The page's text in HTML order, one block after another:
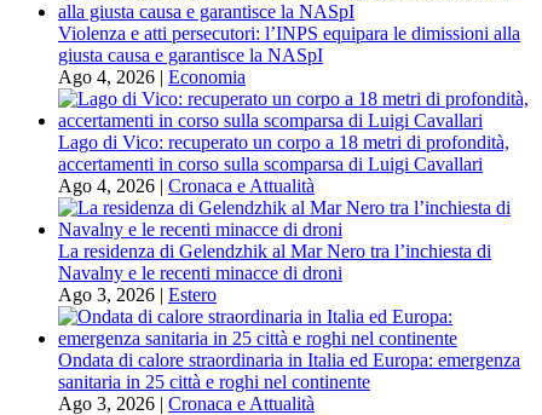
Violenza e atti persecutori: l’INPS equipara le dimissioni alla
giusta causa e garantisce la NASpI
Ago 4, 2026 | Economia
Lago di Vico: recuperato un corpo a 18 metri di profondità,
accertamenti in corso sulla scomparsa di Luigi Cavallari
Ago 4, 2026 | Cronaca e Attualità
La residenza di Gelendzhik al Mar Nero tra l’inchiesta di
Navalny e le recenti minacce di droni
Ago 3, 2026 | Estero
Ondata di calore straordinaria in Italia ed Europa: emergenza
sanitaria in 25 città e roghi nel continente
Ago 3, 2026 | Cronaca e Attualità